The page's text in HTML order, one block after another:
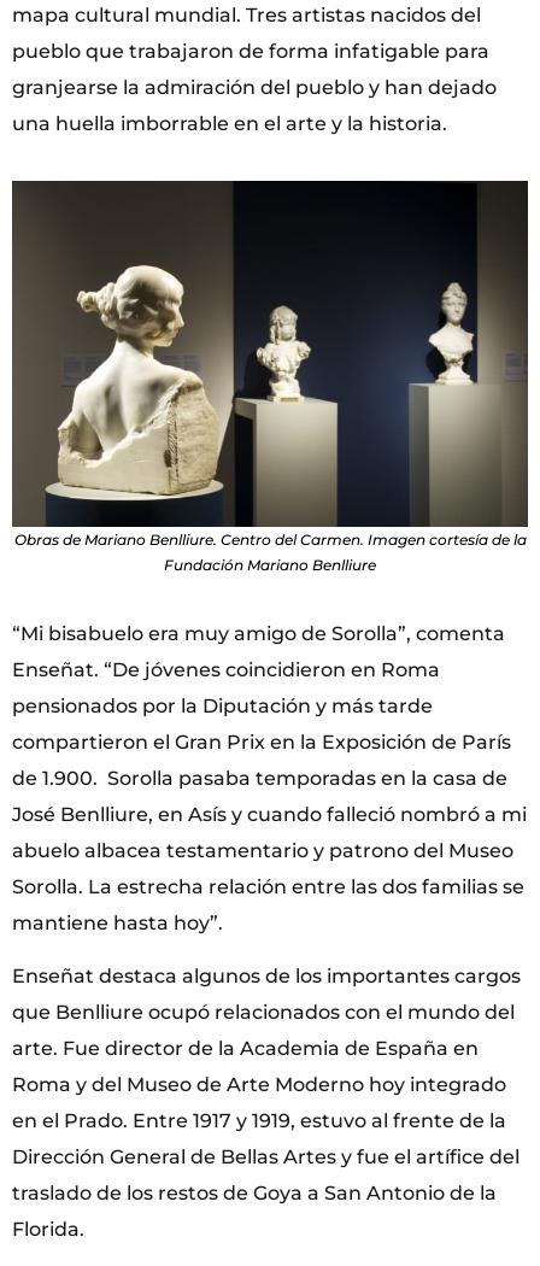
mapa cultural mundial. Tres artistas nacidos del
pueblo que trabajaron de forma infatigable para
granjearse la admiración del pueblo y han dejado
una huella imborrable en el arte y la historia.
Obras de Mariano Benlliure. Centro del Carmen. Imagen cortesía de la
Fundación Mariano Benlliure
“Mi bisabuelo era muy amigo de Sorolla”, comenta
Enseñat. “De jóvenes coincidieron en Roma
pensionados por la Diputación y más tarde
compartieron el Gran Prix en la Exposición de París
de 1.900. Sorolla pasaba temporadas en la casa de
José Benlliure, en Asís y cuando falleció nombró a mi
abuelo albacea testamentario y patrono del Museo
Sorolla. La estrecha relación entre las dos familias se
mantiene hasta hoy”.
Enseñat destaca algunos de los importantes cargos
que Benlliure ocupó relacionados con el mundo del
arte. Fue director de la Academia de España en
Roma y del Museo de Arte Moderno hoy integrado
en el Prado. Entre 1917 y 1919, estuvo al frente de la
Dirección General de Bellas Artes y fue el artífice del
traslado de los restos de Goya a San Antonio de la
Florida.